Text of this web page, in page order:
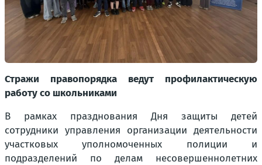
Стражи правопорядка ведут профилактическую
работу со школьниками
В рамках празднования Дня защиты детей
сотрудники управления организации деятельности
участковых уполномоченных полиции и
подразделений по делам несовершеннолетних